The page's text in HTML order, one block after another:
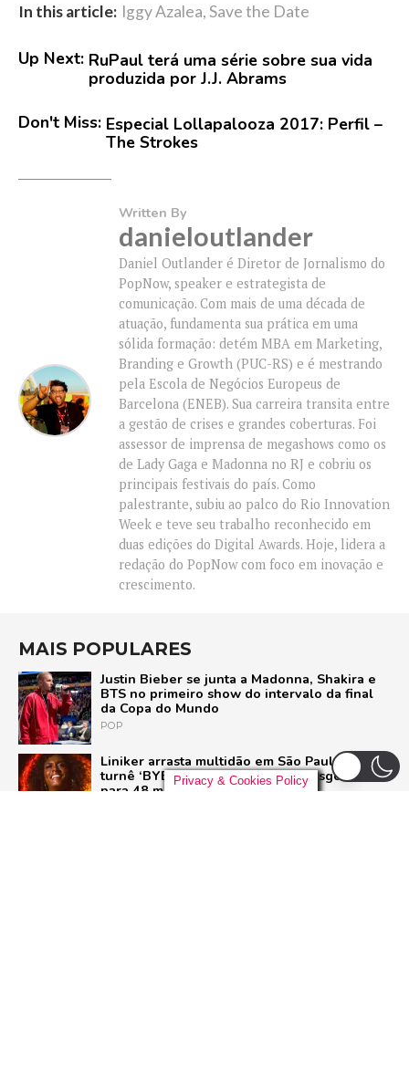
In this article: Iggy Azalea,Save the Date
Up Next: RuPaul terá uma série sobre sua vida
produzida por J.J. Abrams
Don't Miss: Especial Lollapalooza 2017: Perfil –
The Strokes
Written By
danieloutlander
Daniel Outlander é Diretor de Jornalismo do
PopNow, speaker e estrategista de
comunicação. Com mais de uma década de
atuação, fundamenta sua prática em uma
sólida formação: detém MBA em Marketing,
Branding e Growth (PUC-RS) e é mestrando
pela Escola de Negócios Europeus de
Barcelona (ENEB). Sua carreira transita entre
a gestão de crises e grandes coberturas. Foi
assessor de imprensa de megashows como os
de Lady Gaga e Madonna no RJ e cobriu os
principais festivais do país. Como
palestrante, subiu ao palco do Rio Innovation
Week e teve seu trabalho reconhecido em
duas edições do Digital Awards. Hoje, lidera a
redação do PopNow com foco em inovação e
crescimento.
MAIS POPULARES
Justin Bieber se junta a Madonna, Shakira e
BTS no primeiro show do intervalo da final
da Copa do Mundo
POP
Liniker arrasta multidão em São Paulo e inicia
turnê ‘BYE BYE CAJU’ com show esgotado
para 48 mil pessoas
Privacy & Cookies Policy